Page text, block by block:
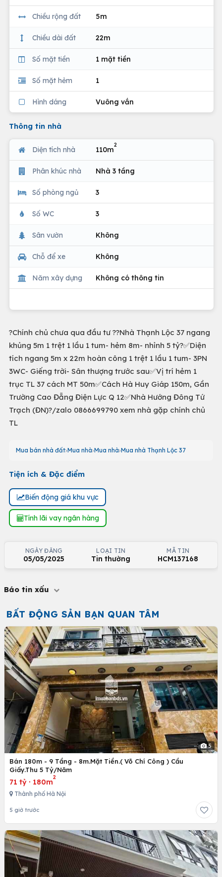
Chiều rộng đất 5m
Chiều dài đất 22m
Số mặt tiền 1 mặt tiền
Số mặt hẻm 1
Hình dáng Vuông vắn
Thông tin nhà
Diện tích nhà 110m
2
Phân khúc nhà Nhà 3 tầng
Số phòng ngủ 3
Số WC 3
Sân vườn Không
Chỗ để xe Không
Năm xây dựng Không có thông tin
?Chính chủ chưa qua đầu tư ?️?Nhà Thạnh Lộc 37 ngang
khủng 5m 1 trệt 1 lầu 1 tum- hẻm 8m- nhỉnh 5 tỷ?✅Diện
tích ngang 5m x 22m hoàn công 1 trệt 1 lầu 1 tum- 3PN
3WC- Giếng trời- Sân thượng trước sau✅Vị trí hẻm 1
trục TL 37 cách MT 50m✅Cách Hà Huy Giáp 150m, Gần
Trường Cao Đẵng Điện Lực Q 12✅Nhà Hướng Đông Tứ
Trạch (ĐN)?/zalo 0866699790 xem nhà gặp chính chủ
TL
Mua bán nhà đất Mua nhà Mua nhà Mua nhà Thạnh Lộc 37
Tiện ích & Đặc điểm
Biến động giá khu vực
Tính lãi vay ngân hàng
NGÀY ĐĂNG
05/05/2025
LOẠI TIN
Tin thường
MÃ TIN
HCM137168
Báo tin xấu
BẤT ĐỘNG SẢN BẠN QUAN TÂM
5
Bán 180m - 9 Tầng - 8m.Mặt Tiền.( Võ Chí Công ) Cầu
Giấy.Thu 5 Tỷ/Năm
71 tỷ · 180m
2
Thành phố Hà Nội
5 giờ trước